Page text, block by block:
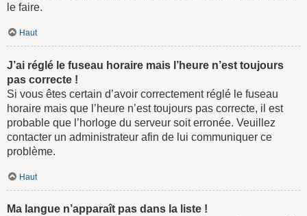
le faire.
Haut
J’ai réglé le fuseau horaire mais l’heure n’est toujours
pas correcte !
Si vous êtes certain d’avoir correctement réglé le fuseau
horaire mais que l’heure n’est toujours pas correcte, il est
probable que l’horloge du serveur soit erronée. Veuillez
contacter un administrateur afin de lui communiquer ce
problème.
Haut
Ma langue n’apparaît pas dans la liste !